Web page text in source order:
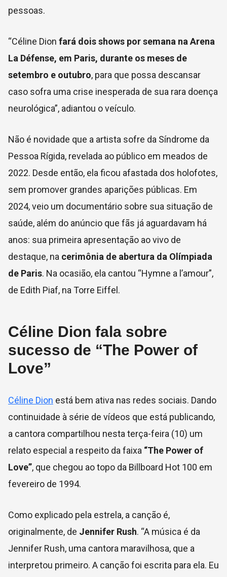
pessoas.
“Céline Dion fará dois shows por semana na Arena
La Défense, em Paris, durante os meses de
setembro e outubro, para que possa descansar
caso sofra uma crise inesperada de sua rara doença
neurológica”, adiantou o veículo.
Não é novidade que a artista sofre da Síndrome da
Pessoa Rígida, revelada ao público em meados de
2022. Desde então, ela ficou afastada dos holofotes,
sem promover grandes aparições públicas. Em
2024, veio um documentário sobre sua situação de
saúde, além do anúncio que fãs já aguardavam há
anos: sua primeira apresentação ao vivo de
destaque, na cerimônia de abertura da Olímpiada
de Paris. Na ocasião, ela cantou “Hymne a l’amour”,
de Edith Piaf, na Torre Eiffel.
Céline Dion fala sobre
sucesso de “The Power of
Love”
Céline Dion está bem ativa nas redes sociais. Dando
continuidade à série de vídeos que está publicando,
a cantora compartilhou nesta terça-feira (10) um
relato especial a respeito da faixa “The Power of
Love”, que chegou ao topo da Billboard Hot 100 em
fevereiro de 1994.
Como explicado pela estrela, a canção é,
originalmente, de Jennifer Rush. “A música é da
Jennifer Rush, uma cantora maravilhosa, que a
interpretou primeiro. A canção foi escrita para ela. Eu